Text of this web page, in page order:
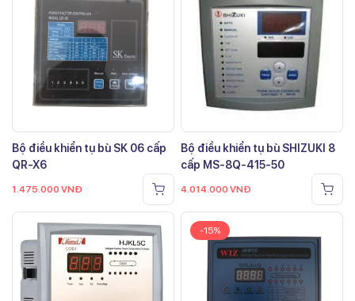
Bộ điều khiển tụ bù SK 06 cấp
QR-X6
1.475.000 VNĐ
Bộ điều khiển tụ bù SHIZUKI 8
cấp MS-8Q-415-50
4.014.000 VNĐ
-15%